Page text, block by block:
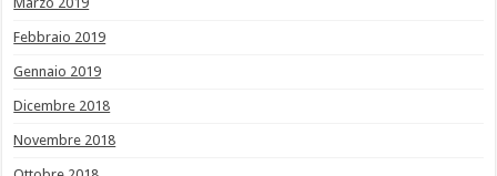
Febbraio 2019
Gennaio 2019
Dicembre 2018
Novembre 2018